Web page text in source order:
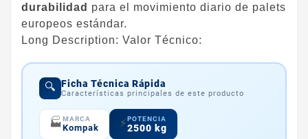
durabilidad para el movimiento diario de palets
europeos estándar.
​Long Description: Valor Técnico:
🔍 Ficha Técnica Rápida
Características principales de este producto
🏭MARCA
Kompak ⚡POTENCIA
2500 kg